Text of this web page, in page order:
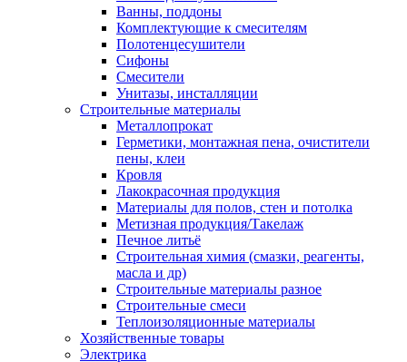
Ванны, поддоны
Комплектующие к смесителям
Полотенцесушители
Сифоны
Смесители
Унитазы, инсталляции
Строительные материалы
Металлопрокат
Герметики, монтажная пена, очистители
пены, клеи
Кровля
Лакокрасочная продукция
Материалы для полов, стен и потолка
Метизная продукция/Такелаж
Печное литьё
Строительная химия (смазки, реагенты,
масла и др)
Строительные материалы разное
Строительные смеси
Теплоизоляционные материалы
Хозяйственные товары
Электрика